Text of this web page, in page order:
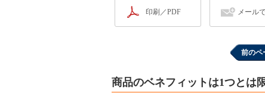
印刷／PDF メール
前のペ
商品のベネフィットは1つとは